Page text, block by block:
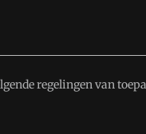
regelingen van